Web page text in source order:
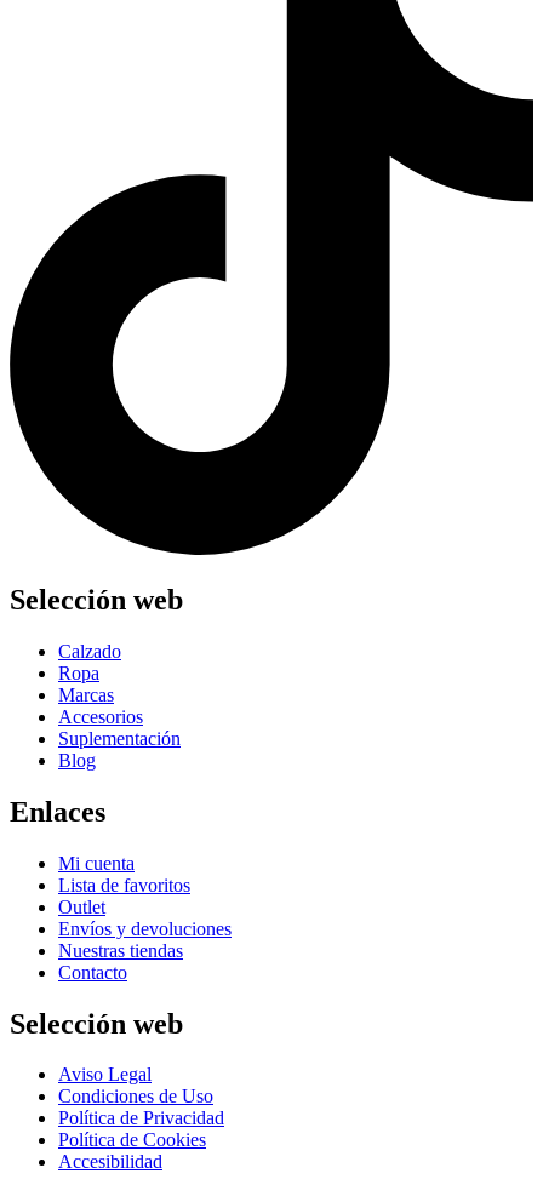
Selección web
Calzado
Ropa
Marcas
Accesorios
Suplementación
Blog
Enlaces
Mi cuenta
Lista de favoritos
Outlet
Envíos y devoluciones
Nuestras tiendas
Contacto
Selección web
Aviso Legal
Condiciones de Uso
Política de Privacidad
Política de Cookies
Accesibilidad